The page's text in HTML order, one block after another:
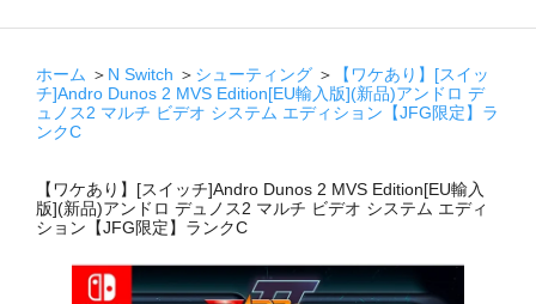
ホーム ＞ N Switch ＞ シューティング ＞
【ワケあり】[スイッ
チ]Andro Dunos 2 MVS Edition[EU輸入版](新品)アンドロ デ
ュノス2 マルチ ビデオ システム エディション【JFG限定】ラ
ンクC
【ワケあり】[スイッチ]Andro Dunos 2 MVS Edition[EU輸入
版](新品)アンドロ デュノス2 マルチ ビデオ システム エディ
ション【JFG限定】ランクC